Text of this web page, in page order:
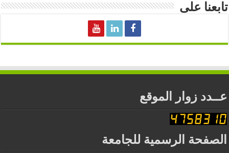
تابعنا على
عــدد زوار الموقع
الصفحة الرسمية للجامعة